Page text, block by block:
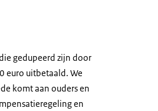
gedupeerd zijn door
euro uitbetaald. We
komt aan ouders en
en